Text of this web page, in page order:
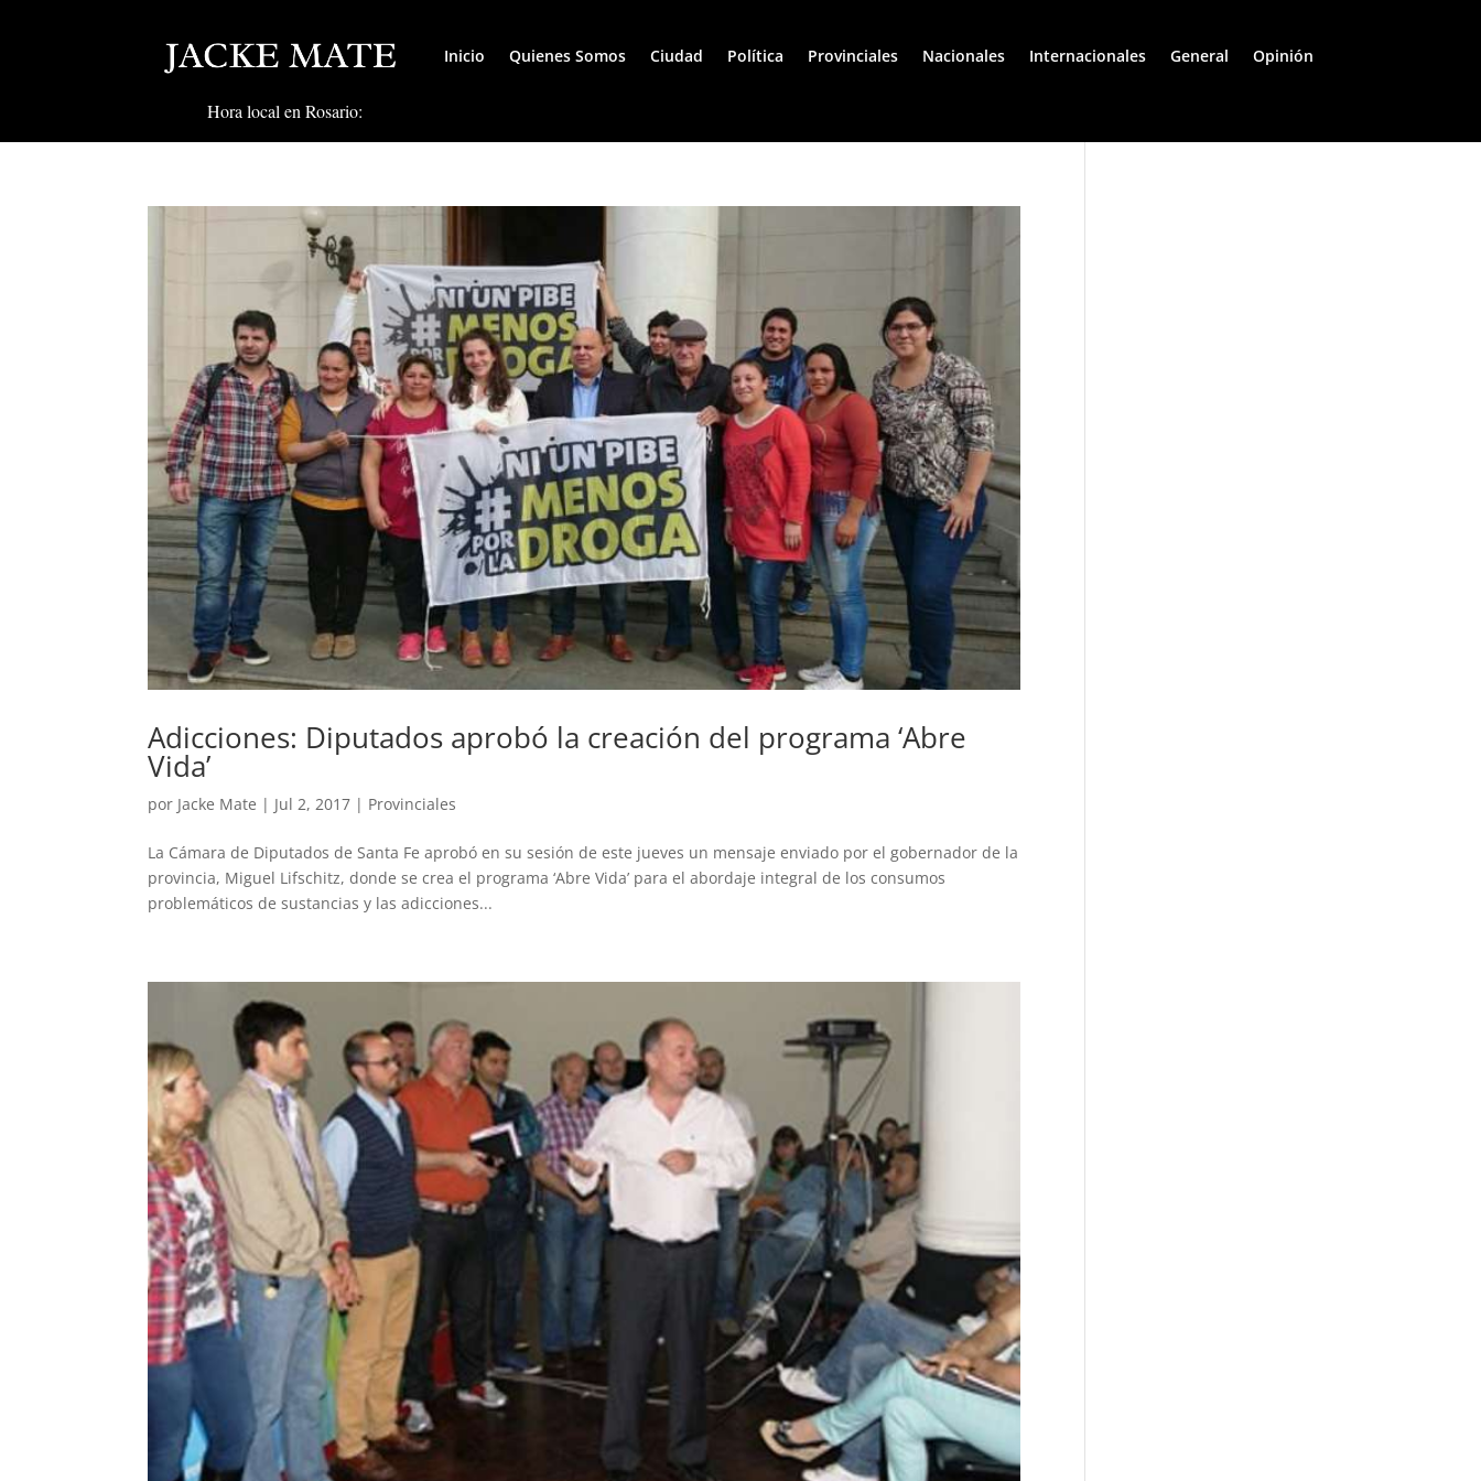
Inicio Quienes Somos Ciudad Política Provinciales Nacionales Internacionales General Opinión
Hora local en Rosario:
Adicciones: Diputados aprobó la creación del programa ‘Abre
Vida’
por Jacke Mate | Jul 2, 2017 | Provinciales
La Cámara de Diputados de Santa Fe aprobó en su sesión de este jueves un mensaje enviado por el gobernador de la
provincia, Miguel Lifschitz, donde se crea el programa ‘Abre Vida’ para el abordaje integral de los consumos
problemáticos de sustancias y las adicciones...